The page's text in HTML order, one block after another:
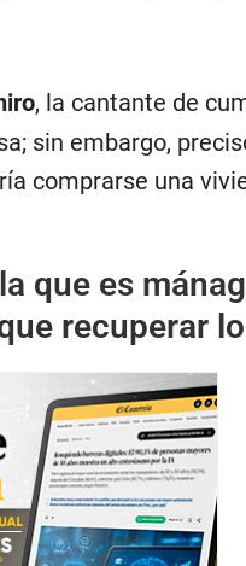
, la cantante de
sin embargo,
comprarse una
que es
recuperar